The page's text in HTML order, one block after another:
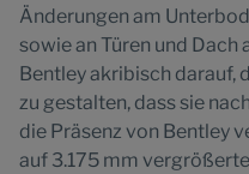
Änderungen am
sowie an Türen und
Bentley akribisch darauf,
zu gestalten, dass sie
die Präsenz von Bentley
auf 3.175 mm